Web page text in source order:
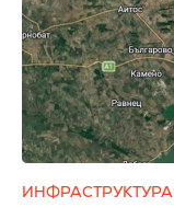
ИНФРАСТРУКТУРА